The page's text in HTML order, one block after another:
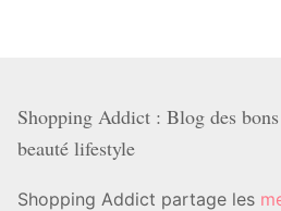
Shopping Addict : Blog des
beauté lifestyle
Shopping Addict partage les